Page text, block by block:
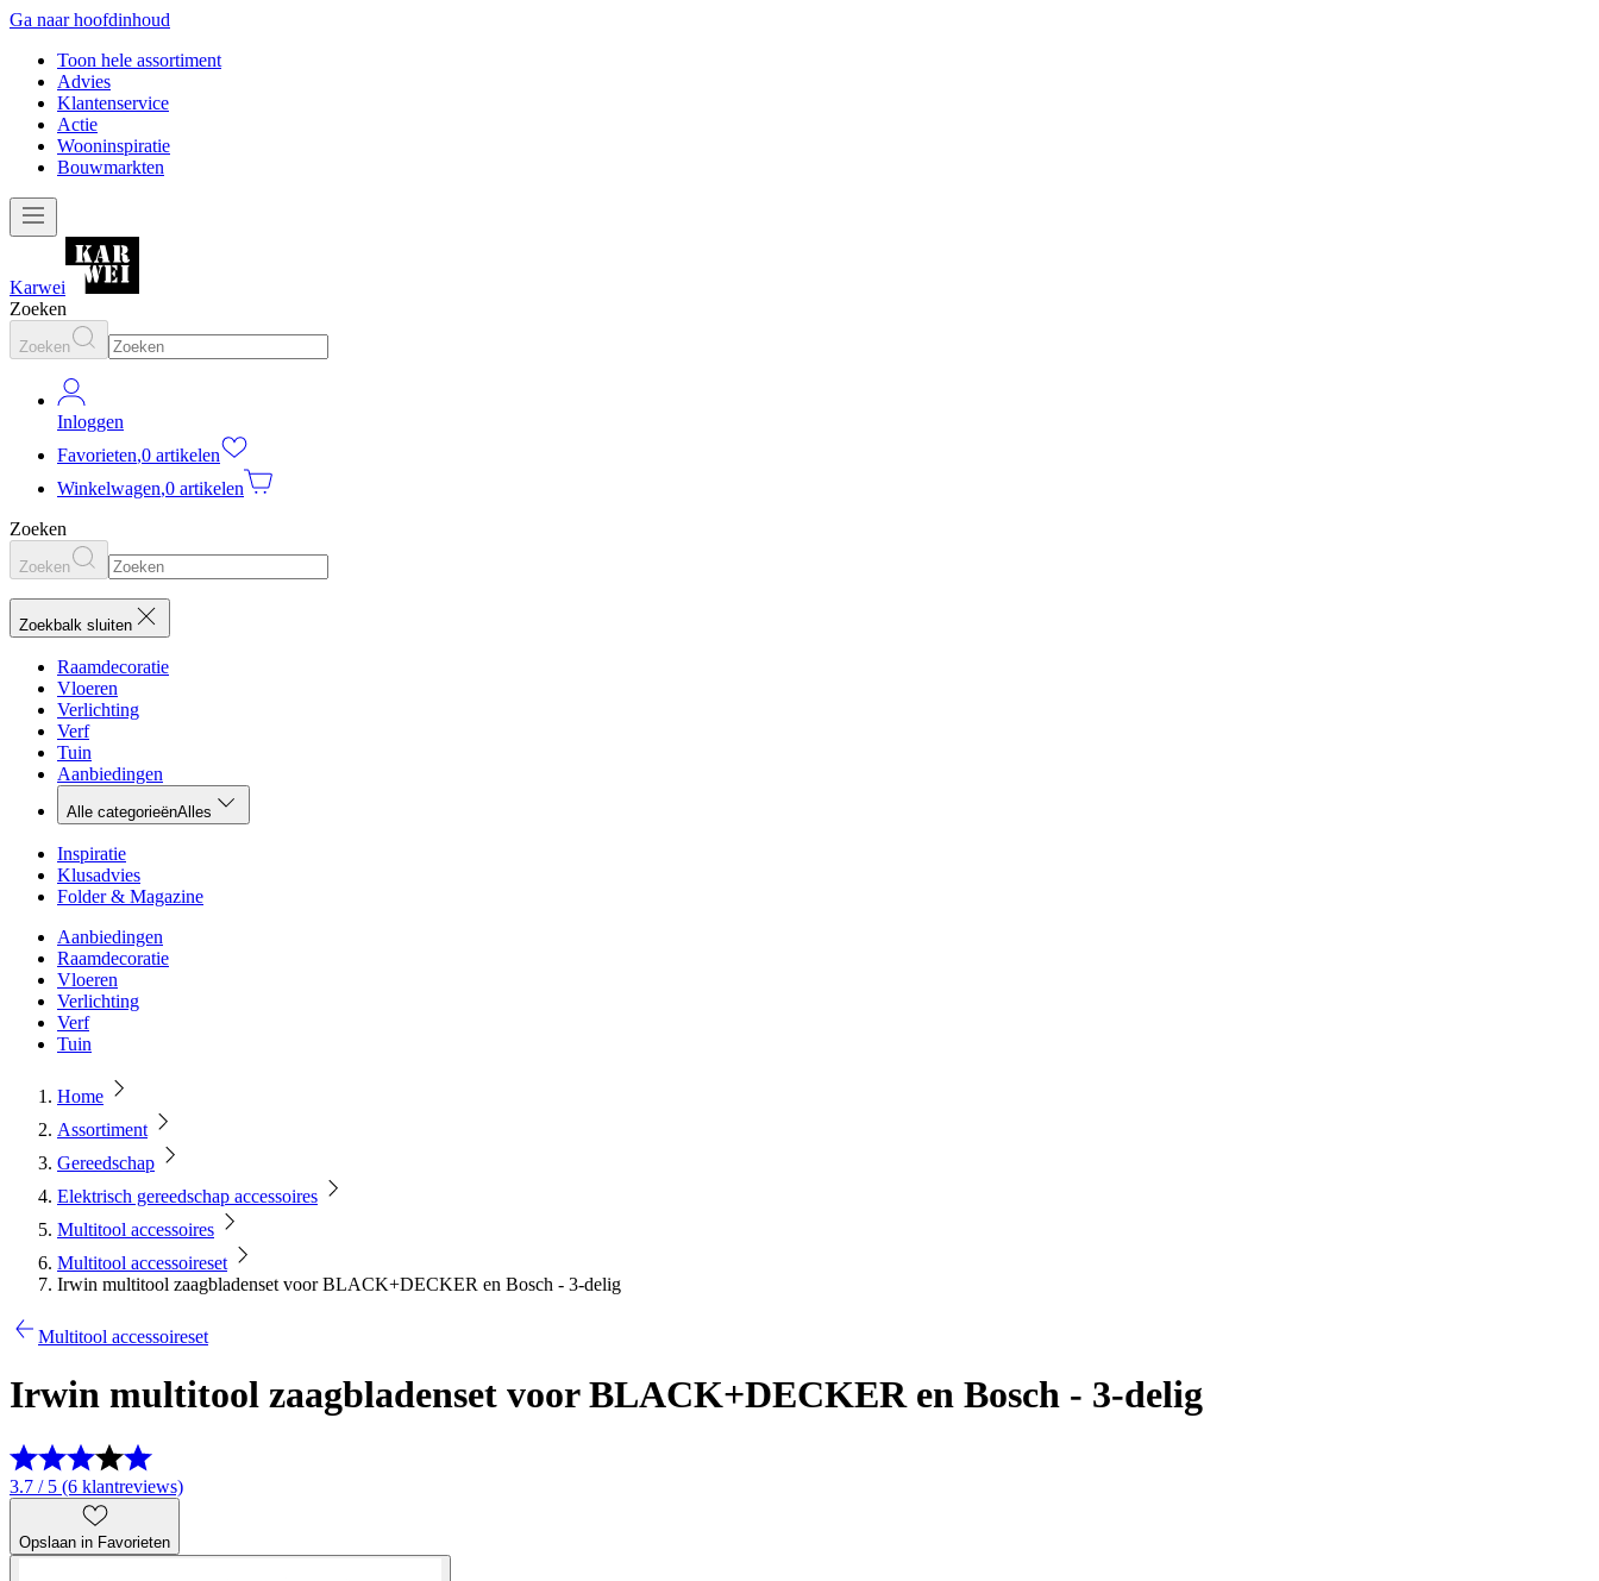
Ga naar hoofdinhoud
Toon hele assortiment
Advies
Klantenservice
Actie
Wooninspiratie
Bouwmarkten
Karwei
Zoeken
Zoeken
Inloggen
Favorieten,0 artikelen
Winkelwagen,0 artikelen
Zoeken
Zoeken
Zoekbalk sluiten
Raamdecoratie
Vloeren
Verlichting
Verf
Tuin
Aanbiedingen
Alle categorieënAlles
Inspiratie
Klusadvies
Folder & Magazine
Aanbiedingen
Raamdecoratie
Vloeren
Verlichting
Verf
Tuin
Home
Assortiment
Gereedschap
Elektrisch gereedschap accessoires
Multitool accessoires
Multitool accessoireset
Irwin multitool zaagbladenset voor BLACK+DECKER en Bosch - 3-delig
Multitool accessoireset
Irwin multitool zaagbladenset voor BLACK+DECKER en Bosch - 3-delig
3.7 / 5 (6 klantreviews)
Opslaan in Favorieten